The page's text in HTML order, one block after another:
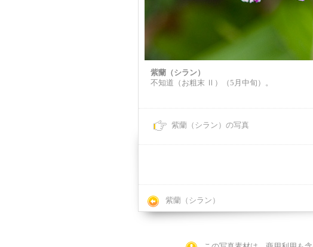
紫蘭（シラン）
不知道（お粗末 Ⅱ）（5月中旬）。
紫蘭（シラン）の写真
紫蘭（シラン）